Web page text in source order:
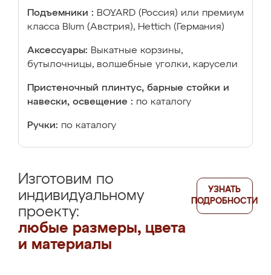
Подъемники : BOYARD (Россия) или премиум
класса Blum (Австрия), Hettich (Германия)
Аксессуары: Выкатные корзины,
бутылочницы, волшебные уголки, карусели
Пристеночный плинтус, барные стойки и
навески, освещение : по каталогу
Ручки: по каталогу
Изготовим по
индивидуальному
проекту:
любые размеры, цвета
и материалы
УЗНАТЬ
ПОДРОБНОСТИ